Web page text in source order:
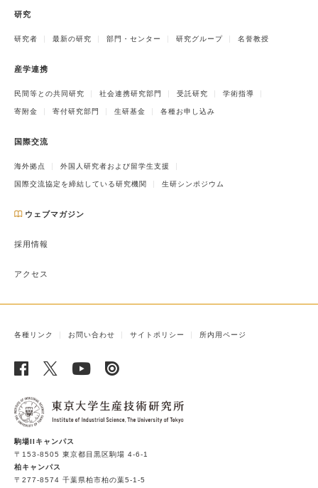
研究
研究者 最新の研究 部門・センター 研究グループ 名誉教授
産学連携
民間等との共同研究 社会連携研究部門 受託研究 学術指導
寄附金 寄付研究部門 生研基金 各種お申し込み
国際交流
海外拠点 外国人研究者および留学生支援
国際交流協定を締結している研究機関 生研シンポジウム
ウェブマガジン
採用情報
アクセス
各種リンク お問い合わせ サイトポリシー 所内用ページ
駒場IIキャンパス
〒153-8505 東京都目黒区駒場 4-6-1
柏キャンパス
〒277-8574 千葉県柏市柏の葉5-1-5